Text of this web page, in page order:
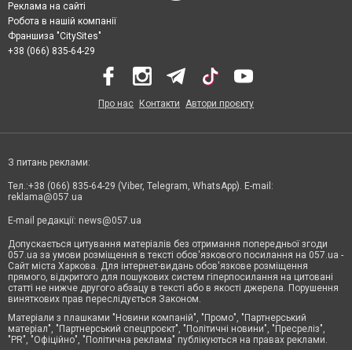
Реклама на сайті
Робота в нашій компанії
Франшиза "CitySites"
+38 (066) 835-64-29
Про нас Контакти Автори проєкту
З питань реклами:
Тел.:+38 (066) 835-64-29 (Viber, Telegram, WhatsApp). E-mail:
reklama@057.ua
E-mail редакції: news@057.ua
Допускається цитування матеріалів без отримання попередньої згоди
057.ua за умови розміщення в тексті обов'язкового посилання на 057.ua -
Сайт міста Харкова. Для інтернет-видань обов'язкове розміщення
прямого, відкритого для пошукових систем гіперпосилання на цитовані
статті не нижче другого абзацу в тексті або в якості джерела. Порушення
виняткових прав переслідується Законом.
Матеріали з плашками "Новини компаній", "Промо", "Партнерський
матеріал", "Партнерський спецпроєкт", "Політичні новини", "Пресреліз",
"PR", "Офіційно", "Політична реклама" публікуються на правах реклами.